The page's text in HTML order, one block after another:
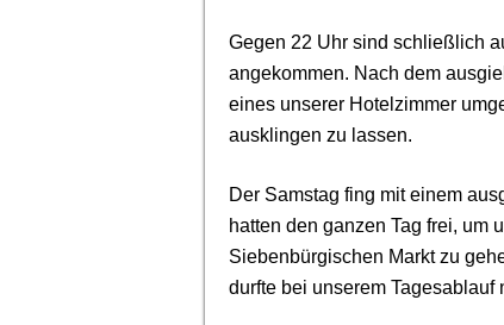
Gegen 22 Uhr sind schließlich
angekommen. Nach dem
eines unserer Hotelzimmer
ausklingen zu lassen.
Der Samstag fing mit einem
hatten den ganzen Tag frei, um
Siebenbürgischen Markt zu
durfte bei unserem Tagesablauf